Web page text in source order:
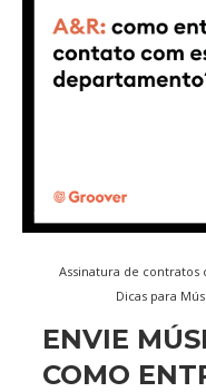
Assinatura de
Dicas para
ENVIE
COMO